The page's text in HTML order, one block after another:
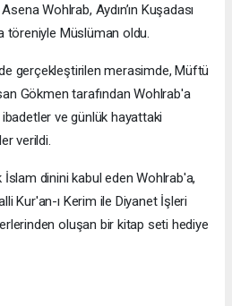
Wohlrab, Aydın’ın Kuşadası
töreniyle Müslüman oldu.
gerçekleştirilen merasimde, Müftü
Gökmen tarafından Wohlrab'a
ibadetler ve günlük hayattaki
verildi.
dinini kabul eden Wohlrab'a,
Kur'an-ı Kerim ile Diyanet İşleri
oluşan bir kitap seti hediye